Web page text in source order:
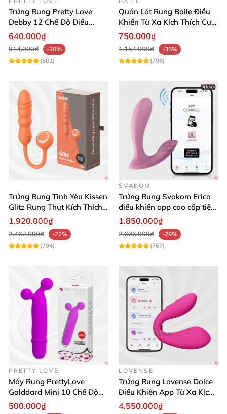
Trứng Rung Pretty Love
Debby 12 Chế Độ Điều
Khiển Từ Xa Siêu Mượt
640.000₫
914.000₫
-30%
(801)
Quần Lót Rung Baile Điều
Khiển Từ Xa Kích Thích Cực
Mạnh
750.000₫
1.154.000₫
-35%
(796)
Trứng Rung Tình Yêu Kissen
Glitz Rung Thụt Kích Thích
Mua Ngay
1.920.000₫
2.462.000₫
-22%
(794)
SVAKOM
Trứng Rung Svakom Erica
điều khiển app cao cấp tiện
lợi
1.850.000₫
2.606.000₫
-29%
(767)
PRETTY LOVE
Máy Rung PrettyLove
Golddard Mini 10 Chế Độ
Kích Thích Cực Sướng
500.000₫
LOVENSE
Trứng Rung Lovense Dolce
Điều Khiển App Từ Xa Kích
Thích
4.550.000₫